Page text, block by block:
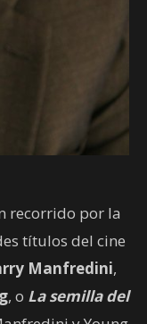
recorrido por la
títulos del cine
Manfredini,
, o La semilla del